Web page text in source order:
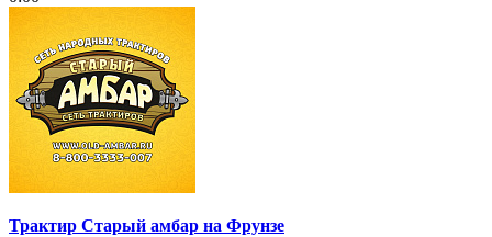
Трактир Старый амбар на Фрунзе